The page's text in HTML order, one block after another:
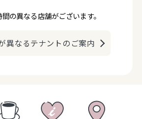
の異なる店舗がございます。
異なるテナントのご案内